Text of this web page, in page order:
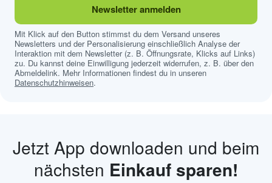
Newsletter anmelden
Mit Klick auf den Button stimmst du dem Versand unseres
Newsletters und der Personalisierung einschließlich Analyse der
Interaktion mit dem Newsletter (z. B. Öffnungsrate, Klicks auf Links)
zu. Du kannst deine Einwilligung jederzeit widerrufen, z. B. über den
Abmeldelink. Mehr Informationen findest du in unseren
Datenschutzhinweisen.
Jetzt App downloaden und beim
nächsten Einkauf sparen!